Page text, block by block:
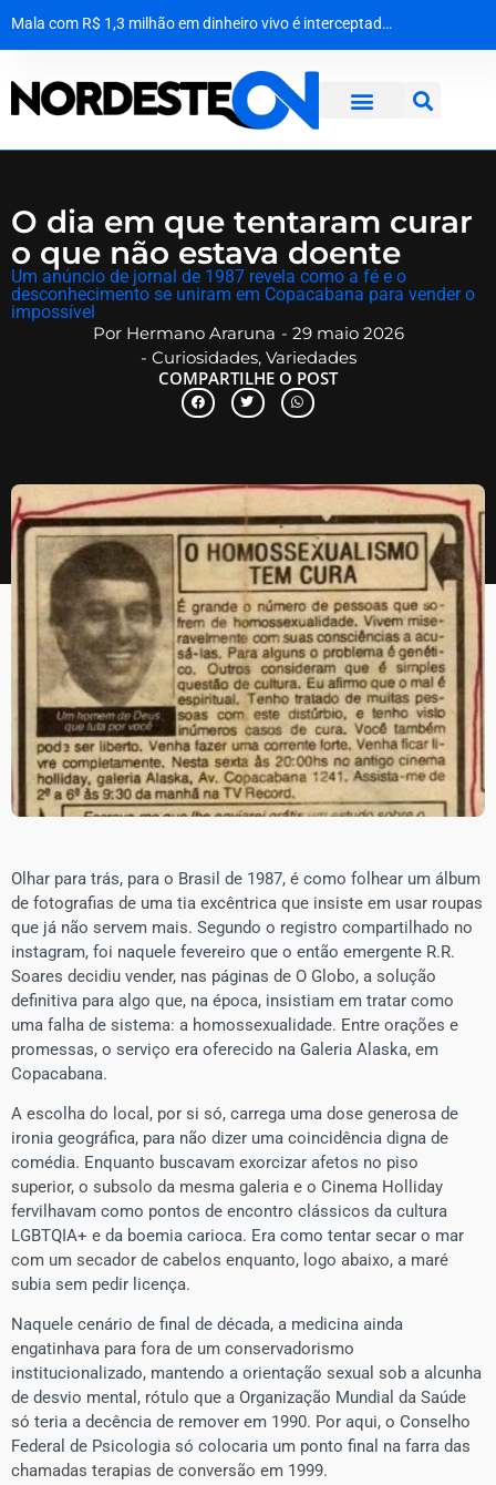
Mala com R$ 1,3 milhão em dinheiro vivo é interceptada na Bahia a caminho de Maceió
A força da solidariedade: garoto vítima de tubarão no Grande Recife dá os primeiros passos com prótese
Sanfoneiro Waldonys escapa ileso de forte acidente em Fortaleza
Esquema de agiotagem e extorsão no norte da Bahia movimentou R$ 10 milhões e usava até conta de adolescente
O dia em que tentaram curar
o que não estava doente
​Um anúncio de jornal de 1987 revela como a fé e o
desconhecimento se uniram em Copacabana para vender o
impossível
PorHermano Araruna - 29 maio 2026
- Curiosidades, Variedades
COMPARTILHE O POST
​Olhar para trás, para o Brasil de 1987, é como folhear um álbum
de fotografias de uma tia excêntrica que insiste em usar roupas
que já não servem mais. Segundo o registro compartilhado no
instagram, foi naquele fevereiro que o então emergente R.R.
Soares decidiu vender, nas páginas de O Globo, a solução
definitiva para algo que, na época, insistiam em tratar como
uma falha de sistema: a homossexualidade. Entre orações e
promessas, o serviço era oferecido na Galeria Alaska, em
Copacabana.
​A escolha do local, por si só, carrega uma dose generosa de
ironia geográfica, para não dizer uma coincidência digna de
comédia. Enquanto buscavam exorcizar afetos no piso
superior, o subsolo da mesma galeria e o Cinema Holliday
fervilhavam como pontos de encontro clássicos da cultura
LGBTQIA+ e da boemia carioca. Era como tentar secar o mar
com um secador de cabelos enquanto, logo abaixo, a maré
subia sem pedir licença.
​Naquele cenário de final de década, a medicina ainda
engatinhava para fora de um conservadorismo
institucionalizado, mantendo a orientação sexual sob a alcunha
de desvio mental, rótulo que a Organização Mundial da Saúde
só teria a decência de remover em 1990. Por aqui, o Conselho
Federal de Psicologia só colocaria um ponto final na farra das
chamadas terapias de conversão em 1999.